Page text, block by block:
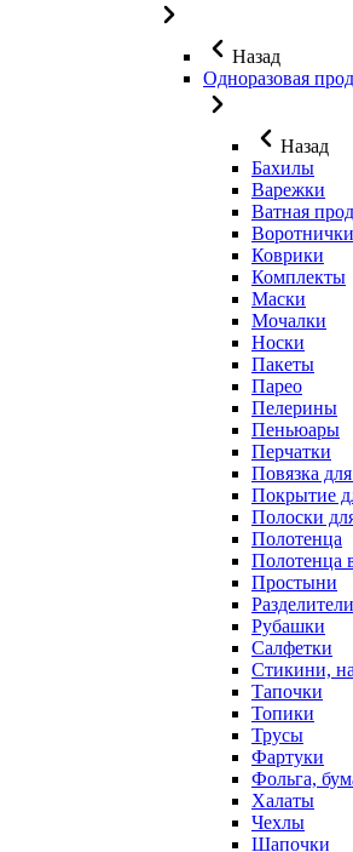
Назад
Одноразовая
Назад
Бахилы
Варежки
Ватная
Воротнички
Коврики
Комплекты
Маски
Мочалки
Носки
Пакеты
Парео
Пелерины
Пеньюары
Перчатки
Повязка
Покрытие
Полоски
Полотенца
Полотенца
Простыни
Разделители
Рубашки
Салфетки
Стикини,
Тапочки
Топики
Трусы
Фартуки
Фольга,
Халаты
Чехлы
Шапочки